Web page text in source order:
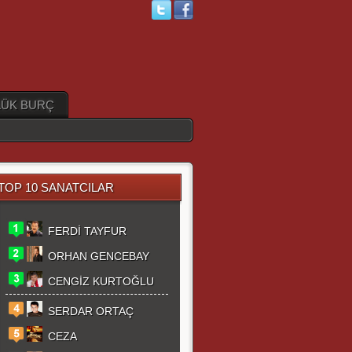
BURÇ
10 SANATCILAR
FERDİ TAYFUR
ORHAN GENCEBAY
CENGİZ KURTOĞLU
SERDAR ORTAÇ
CEZA